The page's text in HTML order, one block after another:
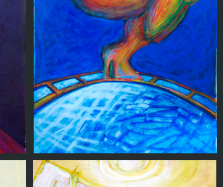
Jorge Luis Borges